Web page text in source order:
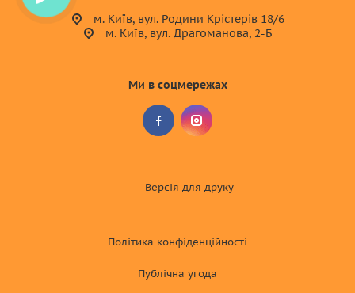
м. Київ, вул. Родини Крістерів 18/6
м. Київ, вул. Драгоманова, 2-Б
Ми в соцмережах
Версія для друку
Політика конфіденційності
Публічна угода